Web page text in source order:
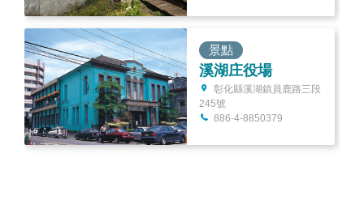
景點
溪湖庄役場
彰化縣溪湖鎮員鹿路三段
245號
886-4-8850379